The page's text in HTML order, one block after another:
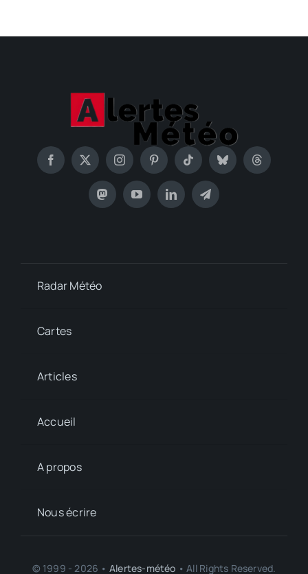
Radar Météo
Cartes
Articles
Accueil
A propos
Nous écrire
© 1999 - 2026 • Alertes-météo • All Rights Reserved.